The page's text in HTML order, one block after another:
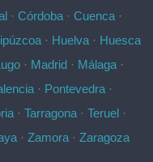
· Córdoba · Cuenca ·
· Huelva · Huesca
· Madrid · Málaga ·
· Pontevedra·
· Tarragona · Teruel ·
· Zamora· Zaragoza